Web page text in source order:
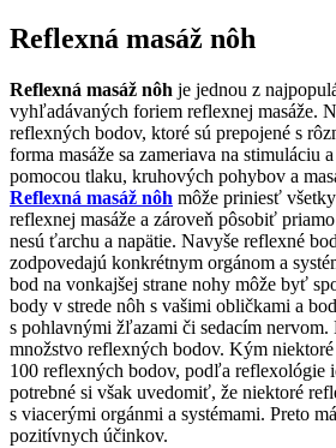
Reflexná masáž nôh
Reflexná masáž nôh je jednou z
vyhľadávaných foriem reflexnej masáže.
reflexných bodov, ktoré sú prepojené s
forma masáže sa zameriava na stimuláciu
pomocou tlaku, kruhových pohybov a
Reflexná masáž nôh môže priniesť
reflexnej masáže a zároveň pôsobiť
nesú ťarchu a napätie. Navyše reflexné
zodpovedajú konkrétnym orgánom a
bod na vonkajšej strane nohy môže byť
body v strede nôh s vašimi obličkami a
s pohlavnými žľazami či sedacím
množstvo reflexných bodov. Kým
100 reflexných bodov, podľa reflexológie
potrebné si však uvedomiť, že niektoré
s viacerými orgánmi a systémami. Preto
pozitívnych účinkov.